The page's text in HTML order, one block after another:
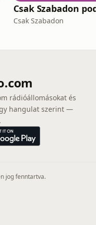
Csak Szabadon
rádióállomásokat és
hangulat szerint —
jog fenntartva.